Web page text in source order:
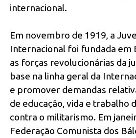
internacional.
Em novembro de 1919, a
Internacional foi fundada em
as forças revolucionárias da
base na linha geral da
e promover demandas
de educação, vida e trabalho
contra o militarismo. Em
Federação Comunista dos